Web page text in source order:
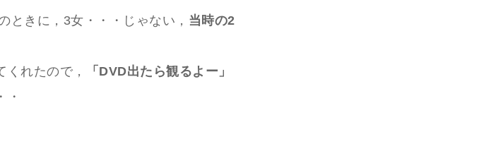
ときに，3女・・・じゃない， 当時の2
れたので，
「DVD出たら観るよー」
・